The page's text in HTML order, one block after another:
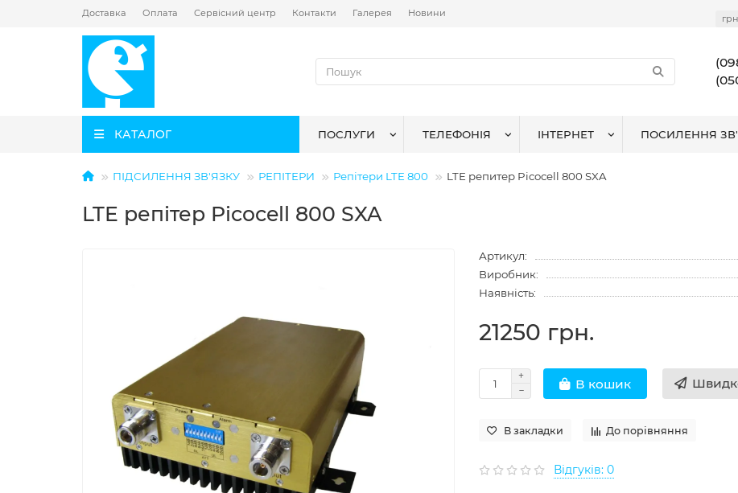
Доставка Оплата Сервісний центр Контакти Галерея Новини грн.
КАТАЛОГ ПОСЛУГИ ТЕЛЕФОНІЯ ІНТЕРНЕТ ПОСИЛЕННЯ
ПІДСИЛЕННЯ ЗВ'ЯЗКУ РЕПІТЕРИ Репітери LTE 800 LTE репитер Picocell 800 SXA
LTE репітер Picocell 800 SXA
Артикул:
Виробник:
Наявність:
21250 грн.
В кошик
В закладки До порівняння
Відгуків: 0